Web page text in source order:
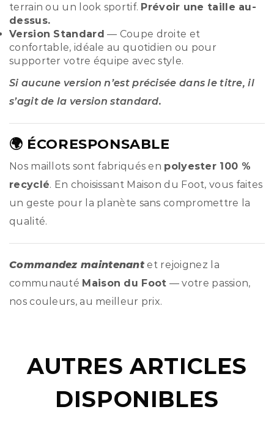
terrain ou un look sportif. Prévoir une taille au-
dessus.
Version Standard — Coupe droite et
confortable, idéale au quotidien ou pour
supporter votre équipe avec style.
Si aucune version n’est précisée dans le titre, il
s’agit de la version standard.
🌍 ÉCORESPONSABLE
Nos maillots sont fabriqués en polyester 100 %
recyclé. En choisissant Maison du Foot, vous faites
un geste pour la planète sans compromettre la
qualité.
Commandez maintenant et rejoignez la
communauté Maison du Foot — votre passion,
nos couleurs, au meilleur prix.
AUTRES ARTICLES
DISPONIBLES